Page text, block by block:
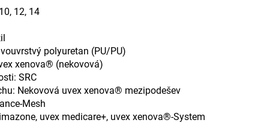
12, 14
polyuretan (PU/PU)
xenova® (nekovová)
SRC
Nekovová uvex xenova® mezipodešev
Mesh
uvex medicare+, uvex xenova®-System